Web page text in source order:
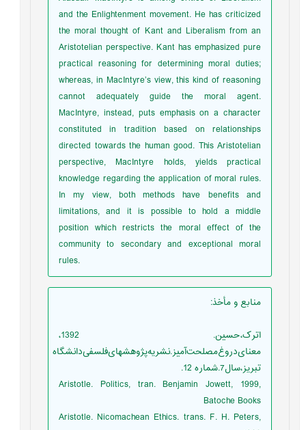
and the Enlightenment movement. He has criticized
the moral thought of Kant and Liberalism from an
Aristotelian perspective. Kant has emphasized pure
practical reasoning for determining moral duties;
whereas, in MacIntyre’s view, this kind of reasoning
cannot adequately guide the moral agent.
MacIntyre, instead, puts emphasis on a character
constituted in tradition based on relationships
directed towards the human good. This Aristotelian
perspective, MacIntyre holds, yields practical
knowledge regarding the application of moral rules.
In my view, both methods have benefits and
limitations, and it is possible to hold a middle
position which restricts the moral effect of the
community to secondary and exceptional moral
rules.
منابع و مأخذ:
اترک،حسین. 1392،
معنای‌دروغ‌مصلحت‌آمیز.نشریه‌پژوهشهای‌فلسفی‌دانشگاه
تبریز،سال‌7.شماره 12.
Aristotle. Politics, tran. Benjamin Jowett, 1999,
Batoche Books
Aristotle. Nicomachean Ethics. trans. F. H. Peters,